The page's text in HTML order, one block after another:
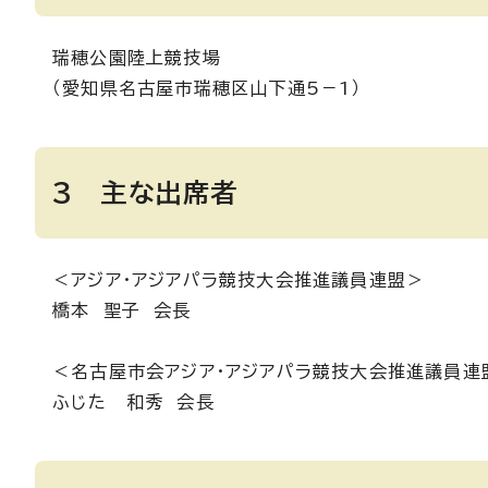
瑞穂公園陸上競技場
（愛知県名古屋市瑞穂区山下通5－1）
3 主な出席者
＜アジア・アジアパラ競技大会推進議員連盟＞
橋本 聖子 会長
＜名古屋市会アジア・アジアパラ競技大会推進議員連
ふじた 和秀 会長